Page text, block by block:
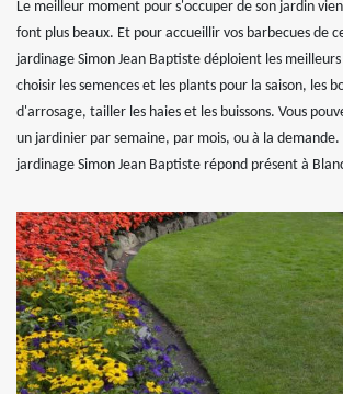
Le meilleur moment pour s'occuper de son jardin
font plus beaux. Et pour accueillir vos barbecues de
jardinage Simon Jean Baptiste déploient les
choisir les semences et les plants pour la saison, les
d'arrosage, tailler les haies et les buissons. Vous
un jardinier par semaine, par mois, ou à la demande.
jardinage Simon Jean Baptiste répond présent à